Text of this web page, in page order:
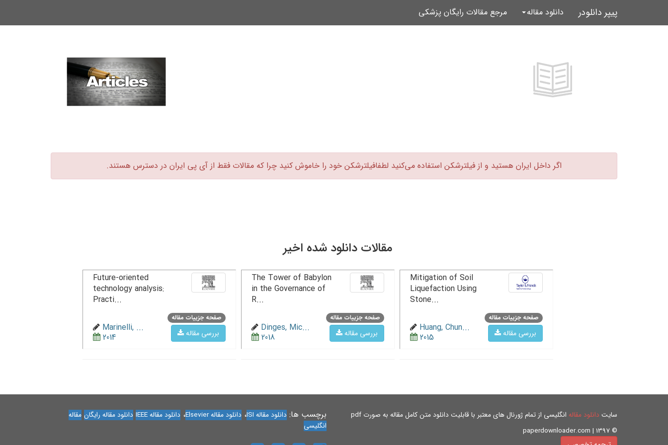
پیپر دانلودر دانلود مقاله مرجع مقالات رایگان پزشکی
اگر داخل ایران هستید و از فیلترشکن استفاده می‌کنید لطفافیلترشکن خود را خاموش کنید چرا که مقالات فقط از آی پی ایران در دسترس هستند.‏
مقالات دانلود شده اخیر
صفحه جزییات مقاله
بررسی مقاله
Mitigation of Soil
Liquefaction Using
Stone...
Huang, Chun...
2015
صفحه جزییات مقاله
بررسی مقاله
The Tower of Babylon
in the Governance of
R...
Dinges, Mic...
2018
صفحه جزییات مقاله
بررسی مقاله
Future-oriented
technology analysis:
Practi...
Marinelli, ...
2014
سایت دانلود مقاله انگلیسی از تمام ژورنال های معتبر با قابلیت دانلود متن کامل مقاله به صورت pdf
© paperdownloader.com | 1397
برچسب ها: دانلود مقاله ISI ، دانلود مقاله Elsevier ، دانلود مقاله IEEE دانلود مقاله رایگان مقاله
انگلیسی